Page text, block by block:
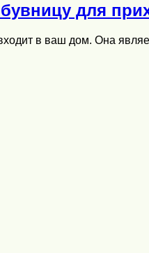
для
в ваш дом. Она